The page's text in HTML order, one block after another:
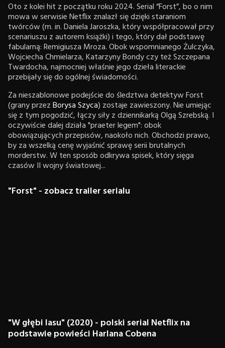
Oto z kolei hit z początku roku 2024. Serial “Forst”, bo o nim
mowa w serwisie Netflix znalazł się dzięki staraniom
twórców (m. in. Daniela Jaroszka, który współpracował przy
scenariuszu z autorem książki) i tego, który dał podstawę
fabularną: Remigiusza Mroza. Obok wspomnianego Żulczyka,
Wojciecha Chmielarza, Katarzyny Bondy czy też Szczepana
Twardocha, najmocniej właśnie jego dzieła literackie
przebijały się do ogólnej świadomości.
Za nieszablonowe podejście do śledztwa detektyw Forst
(grany przezBorysa Szyca) zostaje zawieszony. Nie umiejąc
się z tym pogodzić, łączy siły z dziennikarką Olgą Szrebską. I
oczywiście dalej działa "praeter legem": obok
obowiązujących przepisów, naokoło nich. Obchodzi prawo,
by za wszelką cenę wyjaśnić sprawę serii brutalnych
morderstw. W ten sposób odkrywa spisek, który sięga
czasów II wojny światowej...
"Forst" - zobacz trailer serialu
"W głębi lasu" (2020) - polski serial Netflix na
podstawie powieści Harlana Cobena